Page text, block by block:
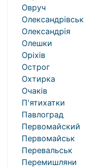
Овруч
Олександрівськ
Олександрія
Олешки
Оріхів
Острог
Охтирка
Очаків
П'ятихатки
Павлоград
Первомайский
Первомайськ
Перевальськ
Перемишляни